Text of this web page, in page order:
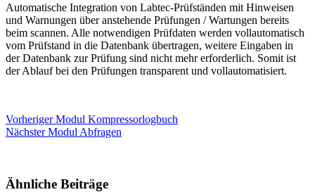
Automatische Integration von Labtec-Prüfständen mit Hinweisen
und Warnungen über anstehende Prüfungen / Wartungen bereits
beim scannen. Alle notwendigen Prüfdaten werden vollautomatisch
vom Prüfstand in die Datenbank übertragen, weitere Eingaben in
der Datenbank zur Prüfung sind nicht mehr erforderlich. Somit ist
der Ablauf bei den Prüfungen transparent und vollautomatisiert.
VorherigerModul Kompressorlogbuch
NächsterModul Abfragen
Ähnliche Beiträge